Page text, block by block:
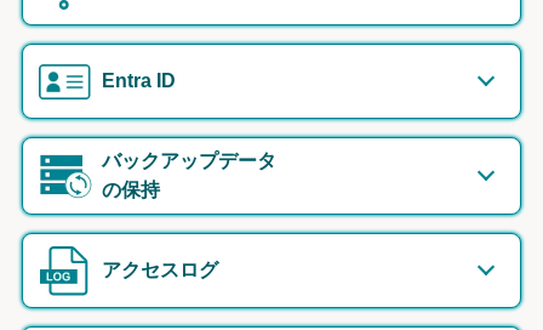
Entra ID
バックアップデータ
の保持
アクセスログ